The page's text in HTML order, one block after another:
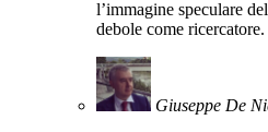
l’immagine speculare
debole come
Giuseppe De